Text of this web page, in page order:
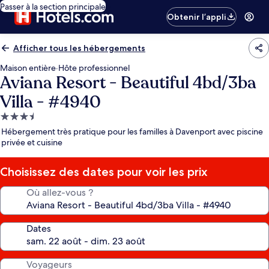
Passer à la section principale
Obtenir l’appli
Afficher tous les hébergements
Maison entière·Hôte professionnel
Aviana Resort - Beautiful 4bd/3ba
Villa - #4940
Hébergement
3.5 étoiles
Hébergement très pratique pour les familles à Davenport avec piscine
privée et cuisine
Choisissez des dates pour voir les prix
Où allez-vous ?
Dates
Voyageurs